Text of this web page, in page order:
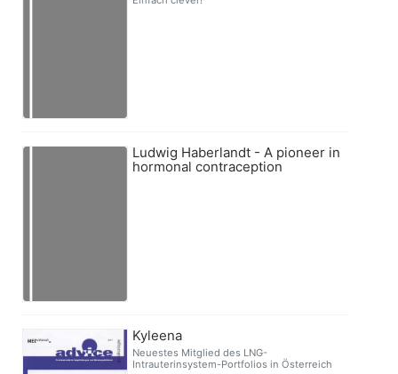
Ludwig Haberlandt - A pioneer in
hormonal contraception
Kyleena
Neuestes Mitglied des LNG-
Intrauterinsystem-Portfolios in Österreich